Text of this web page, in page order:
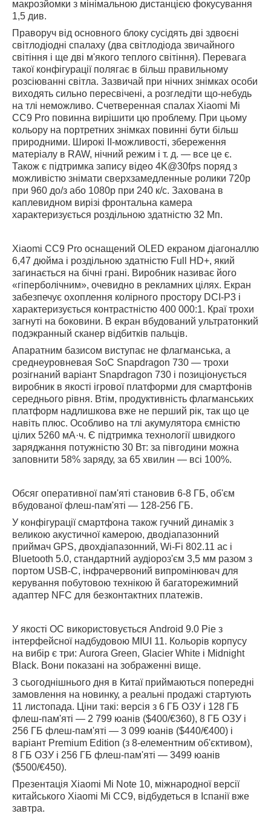
макрозйомки з мінімальною дистанцією фокусування
1,5 див.
Праворуч від основного блоку сусідять дві здвоєні
світлодіодні спалаху (два світлодіода звичайного
світіння і ще дві м'якого теплого світіння). Перевага
такої конфігурації полягає в більш правильному
розсіюванні світла. Зазвичай при нічних знімках особи
виходять сильно пересвічені, а розгледіти що-небудь
на тлі неможливо. Счетверенная спалах Xiaomi Mi
CC9 Pro повинна вирішити цю проблему. При цьому
кольору на портретних знімках повинні бути більш
природними. Широкі ІІ-можливості, збереження
матеріалу в RAW, нічний режим і т. д. — все це є.
Також є підтримка запису відео 4K@30fps поряд з
можливістю знімати сверхзамедленные ролики 720р
при 960 до/з або 1080р при 240 к/с. Захована в
каплевидном вирізі фронтальна камера
характеризується роздільною здатністю 32 Мп.
Xiaomi CC9 Pro оснащений OLED екраном діагоналлю
6,47 дюйма і роздільною здатністю Full HD+, який
загинається на бічні грані. Виробник називає його
«гіперболічним», очевидно в рекламних цілях. Екран
забезпечує охоплення колірного простору DCI-P3 і
характеризується контрастністю 400 000:1. Краї трохи
загнуті на боковини. В екран вбудований ультратонкий
подэкранный сканер відбитків пальців.
Апаратним базисом виступає не флагманська, а
среднеуровневая SoC Snapdragon 730 — трохи
розігнаний варіант Snapdragon 730 і позиціонується
виробник в якості ігрової платформи для смартфонів
середнього рівня. Втім, продуктивність флагманських
платформ надлишкова вже не перший рік, так що це
навіть плюс. Особливо на тлі акумулятора ємністю
цілих 5260 мА·ч. Є підтримка технології швидкого
заряджання потужністю 30 Вт: за півгодини можна
заповнити 58% заряду, за 65 хвилин — всі 100%.
Обсяг оперативної пам'яті становив 6-8 ГБ, об'єм
вбудованої флеш-пам'яті — 128-256 ГБ.
У конфігурації смартфона також гучний динамік з
великою акустичної камерою, дводіапазонний
приймач GPS, двохдіапазонний, Wi-Fi 802.11 ac і
Bluetooth 5.0, стандартний аудіороз'єм 3,5 мм разом з
портом USB-C, інфрачервоний випромінювач для
керування побутовою технікою й багаторежимний
адаптер NFC для безконтактних платежів.
У якості ОС використовується Android 9.0 Pie з
інтерфейсної надбудовою MIUI 11. Кольорів корпусу
на вибір є три: Aurora Green, Glacier White і Midnight
Black. Вони показані на зображенні вище.
З сьогоднішнього дня в Китаї приймаються попередні
замовлення на новинку, а реальні продажі стартують
11 листопада. Ціни такі: версія з 6 ГБ ОЗУ і 128 ГБ
флеш-пам'яті — 2 799 юанів ($400/€360), 8 ГБ ОЗУ і
256 ГБ флеш-пам'яті — 3 099 юанів ($440/€400) і
варіант Premium Edition (з 8-елементним об'єктивом),
8 ГБ ОЗУ і 256 ГБ флеш-пам'яті — 3499 юанів
($500/€450).
Презентація Xiaomi Mi Note 10, міжнародної версії
китайського Xiaomi Mi CC9, відбудеться в Іспанії вже
завтра.